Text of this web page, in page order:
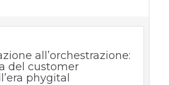
all’orchestrazione:
del customer
phygital